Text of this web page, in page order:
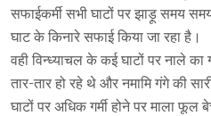
सफाईकर्मी सभी घाटों पर झाड़ू समय
घाट के किनारे सफाई किया जा रहा है।
वही विन्ध्याचल के कई घाटों पर नाले का
तार-तार हो रहे थे और नमामि गंगे की
घाटों पर अधिक गर्मी होने पर माला